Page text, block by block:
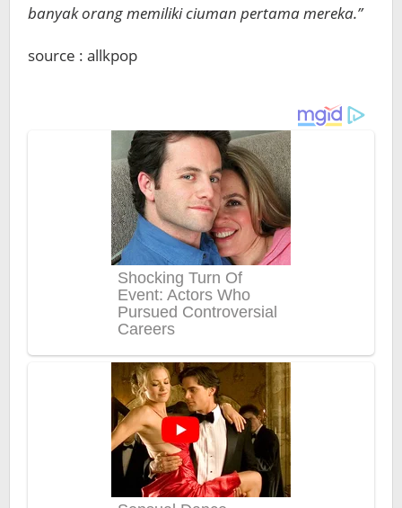
banyak orang memiliki ciuman pertama mereka.”
source : allkpop